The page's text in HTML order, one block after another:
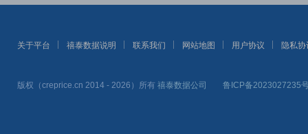
关于平台 禧泰数据说明 联系我们 网站地图 用户协议 隐私协
版权（creprice.cn 2014 - 2026）所有 禧泰数据公司 鲁ICP备2023027235